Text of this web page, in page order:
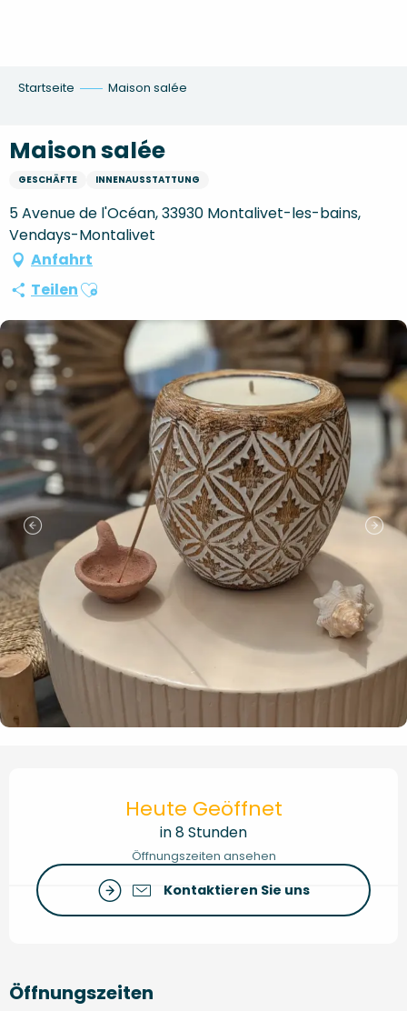
Startseite Maison salée
Maison salée
GESCHÄFTE INNENAUSSTATTUNG
5 Avenue de l'Océan, 33930 Montalivet-les-bains,
Vendays-Montalivet
Anfahrt
TeilenAjouter aux favoris
Heute Geöffnet
in 8 Stunden
Öffnungszeiten ansehen
Kontaktieren Sie uns
Öffnungszeiten